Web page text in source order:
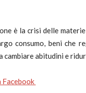
è la crisi delle
consumo, beni che
cambiare abitudini e
Facebook